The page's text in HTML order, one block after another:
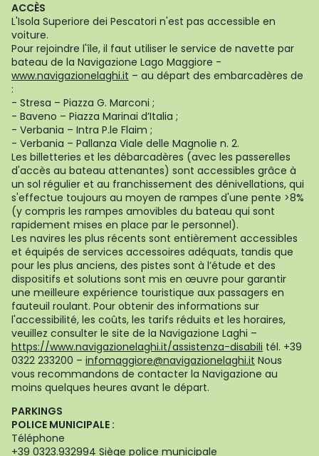
ACCÈS
L'Isola Superiore dei Pescatori n'est pas accessible en
voiture.
Pour rejoindre l'île, il faut utiliser le service de navette par
bateau de la Navigazione Lago Maggiore -
www.navigazionelaghi.it – au départ des embarcadères de
:
- Stresa – Piazza G. Marconi ;
- Baveno – Piazza Marinai d’Italia ;
- Verbania – Intra P.le Flaim ;
- Verbania – Pallanza Viale delle Magnolie n. 2.
Les billetteries et les débarcadères (avec les passerelles
d'accès au bateau attenantes) sont accessibles grâce à
un sol régulier et au franchissement des dénivellations, qui
s'effectue toujours au moyen de rampes d'une pente >8%
(y compris les rampes amovibles du bateau qui sont
rapidement mises en place par le personnel).
Les navires les plus récents sont entièrement accessibles
et équipés de services accessoires adéquats, tandis que
pour les plus anciens, des pistes sont à l’étude et des
dispositifs et solutions sont mis en œuvre pour garantir
une meilleure expérience touristique aux passagers en
fauteuil roulant. Pour obtenir des informations sur
l'accessibilité, les coûts, les tarifs réduits et les horaires,
veuillez consulter le site de la Navigazione Laghi –
https://www.navigazionelaghi.it/assistenza-disabili tél. +39
0322 233200 – infomaggiore@navigazionelaghi.it Nous
vous recommandons de contacter la Navigazione au
moins quelques heures avant le départ.
PARKINGS
POLICE MUNICIPALE :
Téléphone
+39 0323.932994 Siège police municipale